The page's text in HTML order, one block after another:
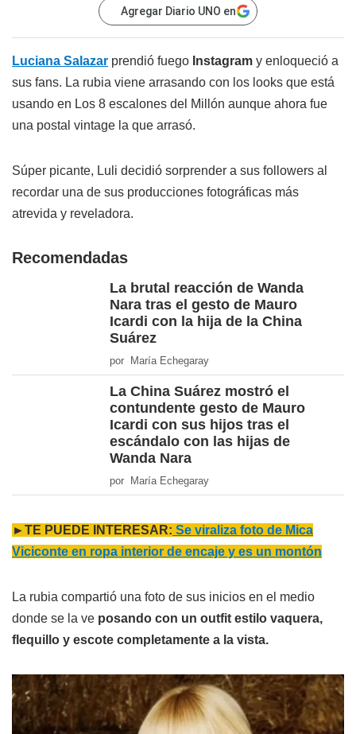
Agregar Diario UNO en
Luciana Salazar prendió fuego Instagram y enloqueció a
sus fans. La rubia viene arrasando con los looks que está
usando en Los 8 escalones del Millón aunque ahora fue
una postal vintage la que arrasó.
Súper picante, Luli decidió sorprender a sus followers al
recordar una de sus producciones fotográficas más
atrevida y reveladora.
Recomendadas
La brutal reacción de Wanda
Nara tras el gesto de Mauro
Icardi con la hija de la China
Suárez
por María Echegaray
La China Suárez mostró el
contundente gesto de Mauro
Icardi con sus hijos tras el
escándalo con las hijas de
Wanda Nara
por María Echegaray
►TE PUEDE INTERESAR: Se viraliza foto de Mica
Viciconte en ropa interior de encaje y es un montón
La rubia compartió una foto de sus inicios en el medio
donde se la ve posando con un outfit estilo vaquera,
flequillo y escote completamente a la vista.